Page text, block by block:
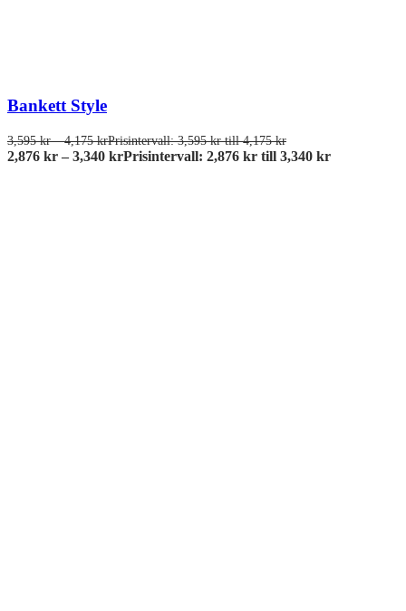
Bankett Style
3,595kr – 4,175krPrisintervall: 3,595 kr till 4,175 kr
2,876 kr – 3,340 krPrisintervall: 2,876 kr till 3,340 kr